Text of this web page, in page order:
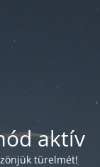
aktív
türelmét!